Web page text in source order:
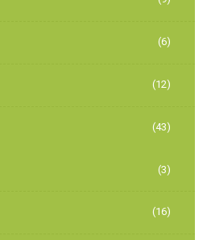
(6)
(12)
(43)
(3)
(16)